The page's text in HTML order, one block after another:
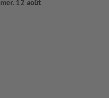
mer. 12 août